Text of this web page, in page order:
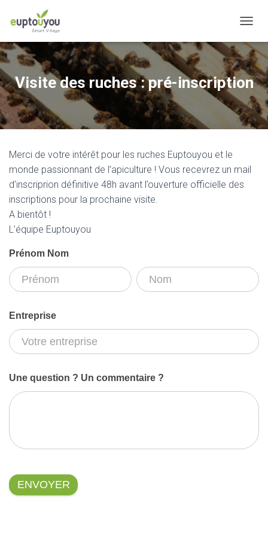
Visite des ruches : pré-inscription
Merci de votre intérêt pour les ruches Euptouyou et le
monde passionnant de l’apiculture ! Vous recevrez un mail
d’inscriprion définitive 48h avant l’ouverture officielle des
inscriptions pour la prochaine visite.
A bientôt !
L’équipe Euptouyou
Préinscription
visite
des
ruches
Euptouyou
Prénom Nom
Prénom
Nom
Prénom
Nom
Entreprise
Une question ? Un commentaire ?
ENVOYER